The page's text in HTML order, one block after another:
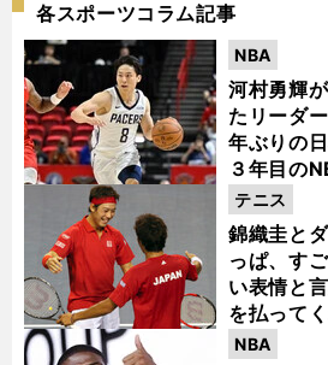
各スポーツコラム記事
河村勇輝
たリーダ
年ぶりの
３年目の
NBA
錦織圭と
っぱ、す
い表情と
を払って
テニス
NBA